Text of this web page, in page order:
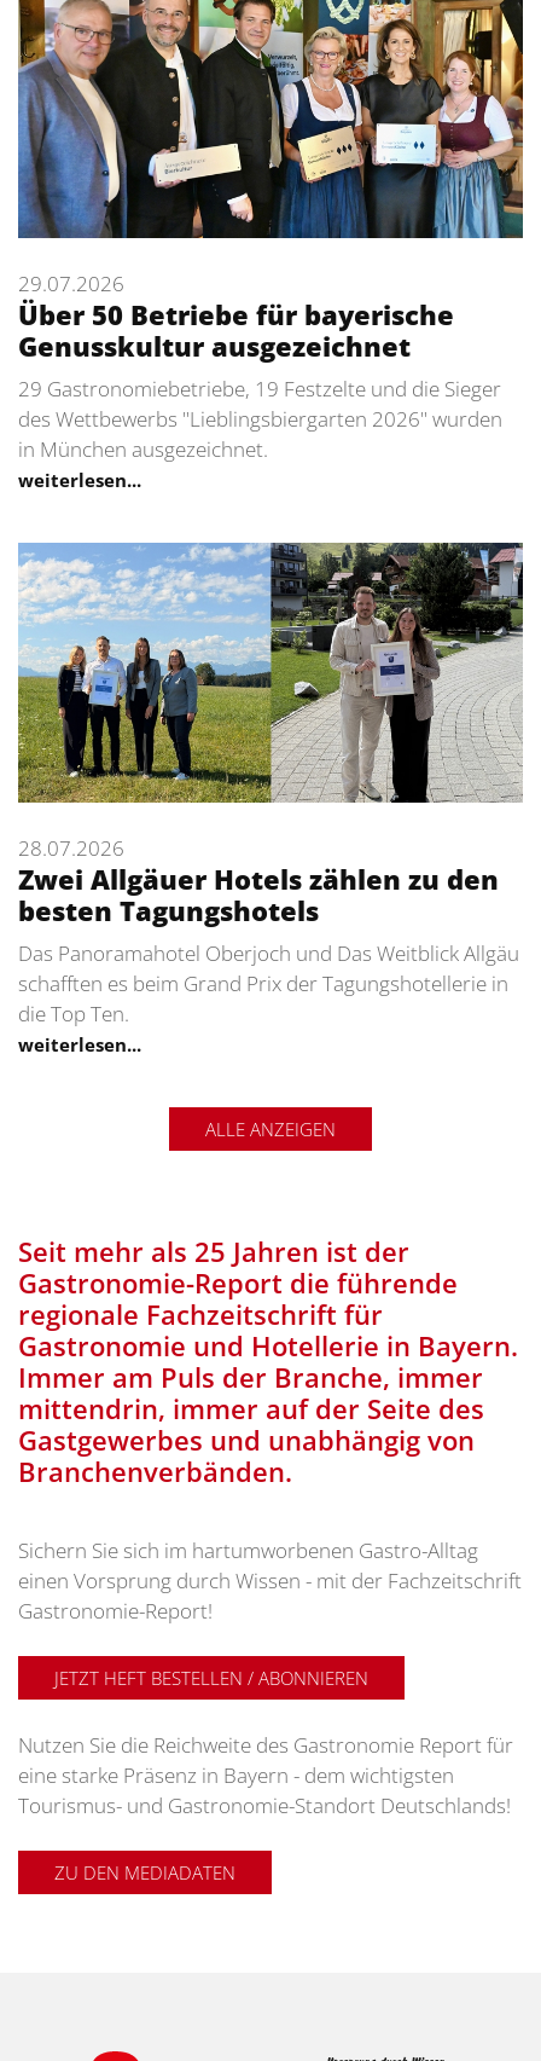
29.07.2026
Über 50 Betriebe für bayerische
Genusskultur ausgezeichnet
29 Gastronomiebetriebe, 19 Festzelte und die Sieger
des Wettbewerbs "Lieblingsbiergarten 2026" wurden
in München ausgezeichnet.
weiterlesen...
28.07.2026
Zwei Allgäuer Hotels zählen zu den
besten Tagungshotels
Das Panoramahotel Oberjoch und Das Weitblick Allgäu
schafften es beim Grand Prix der Tagungshotellerie in
die Top Ten.
weiterlesen...
ALLE ANZEIGEN
Seit mehr als 25 Jahren ist der
Gastronomie-Report die führende
regionale Fachzeitschrift für
Gastronomie und Hotellerie in Bayern.
Immer am Puls der Branche, immer
mittendrin, immer auf der Seite des
Gastgewerbes und unabhängig von
Branchenverbänden.
Sichern Sie sich im hartumworbenen Gastro-Alltag
einen Vorsprung durch Wissen - mit der Fachzeitschrift
Gastronomie-Report!
JETZT HEFT BESTELLEN / ABONNIEREN
Nutzen Sie die Reichweite des Gastronomie Report für
eine starke Präsenz in Bayern - dem wichtigsten
Tourismus- und Gastronomie-Standort Deutschlands!
ZU DEN MEDIADATEN